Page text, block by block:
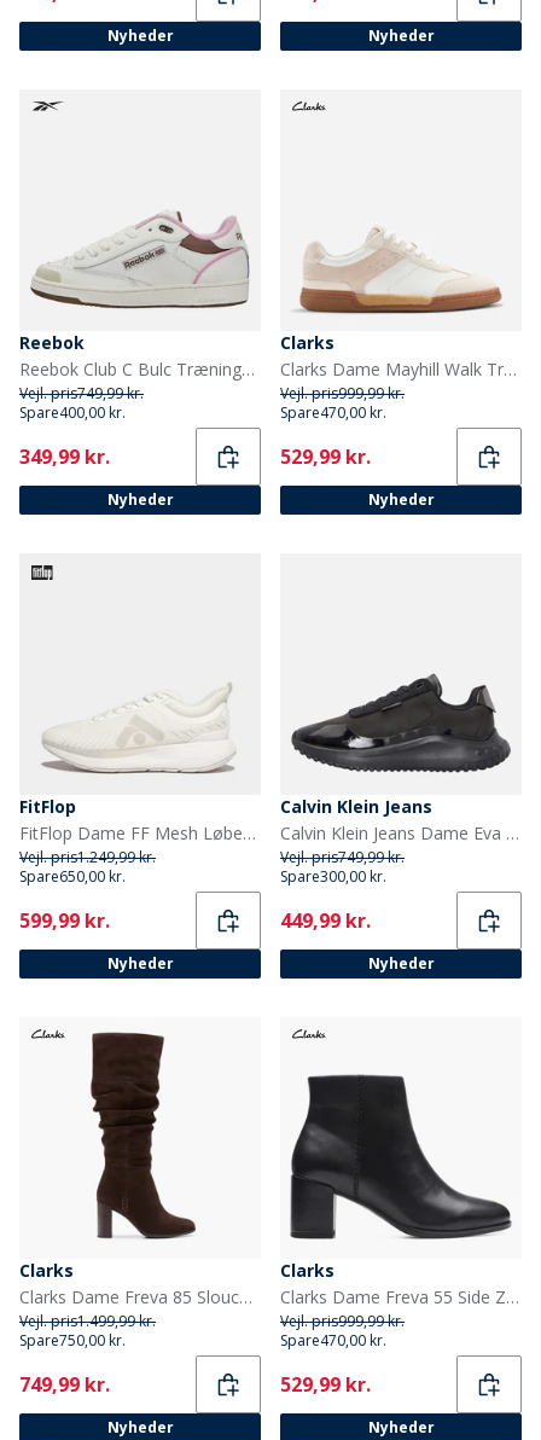
Nyheder Nyheder
Reebok
Reebok Club C Bulc Træningssko Chalk/Astro Rose/Utility Brown
Vejl. pris749,99 kr.
Spare400,00 kr.
Current
349,99 kr.
Nyheder
Clarks
Clarks Dame Mayhill Walk Træningssko White Combi
Vejl. pris999,99 kr.
Spare470,00 kr.
Current
529,99 kr.
Nyheder
FitFlop
FitFlop Dame FF Mesh Løbesko Urban White
Vejl. pris1.249,99 kr.
Spare650,00 kr.
Current
599,99 kr.
Nyheder
Calvin Klein Jeans
Calvin Klein Jeans Dame Eva Runner Sneakers Triple Black
Vejl. pris749,99 kr.
Spare300,00 kr.
Current
449,99 kr.
Nyheder
Clarks
Clarks Dame Freva 85 Slouch Høj Støvler Dark Brown Suede
Vejl. pris1.499,99 kr.
Spare750,00 kr.
Current
749,99 kr.
Nyheder
Clarks
Clarks Dame Freva 55 Side Zip Støvler Black Leather
Vejl. pris999,99 kr.
Spare470,00 kr.
Current
529,99 kr.
Nyheder